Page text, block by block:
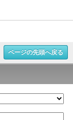
ページの先頭へ戻る